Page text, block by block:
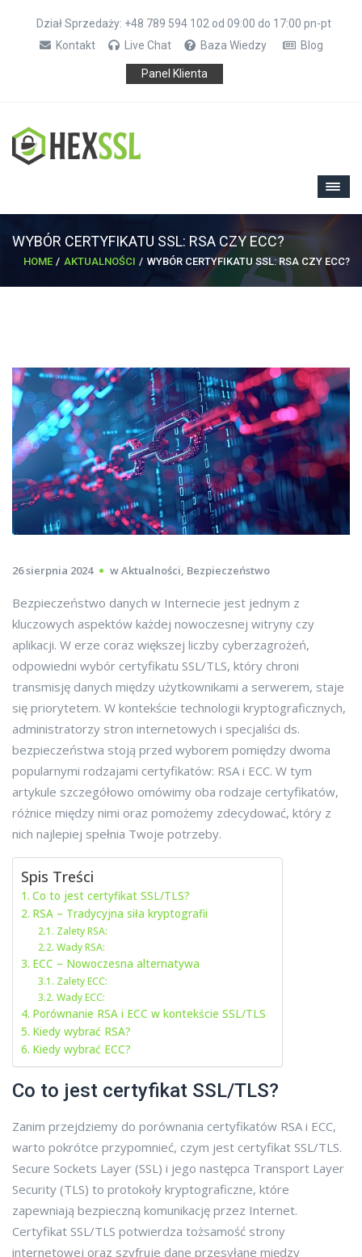
Dział Sprzedaży: +48 789 594 102 od 09:00 do 17:00 pn-pt
Kontakt
Live Chat Baza Wiedzy Blog
Panel Klienta
WYBÓR CERTYFIKATU SSL: RSA CZY ECC?
HOME AKTUALNOŚCI WYBÓR CERTYFIKATU SSL: RSA CZY ECC?
26 sierpnia 2024 wAktualności, Bezpieczeństwo
Bezpieczeństwo danych w Internecie jest jednym z
kluczowych aspektów każdej nowoczesnej witryny czy
aplikacji. W erze coraz większej liczby cyberzagrożeń,
odpowiedni wybór certyfikatu SSL/TLS, który chroni
transmisję danych między użytkownikami a serwerem, staje
się priorytetem. W kontekście technologii kryptograficznych,
administratorzy stron internetowych i specjaliści ds.
bezpieczeństwa stoją przed wyborem pomiędzy dwoma
popularnymi rodzajami certyfikatów: RSA i ECC. W tym
artykule szczegółowo omówimy oba rodzaje certyfikatów,
różnice między nimi oraz pomożemy zdecydować, który z
nich najlepiej spełnia Twoje potrzeby.
Spis Treści
Co to jest certyfikat SSL/TLS?
RSA – Tradycyjna siła kryptografii
Zalety RSA:
Wady RSA:
ECC – Nowoczesna alternatywa
Zalety ECC:
Wady ECC:
Porównanie RSA i ECC w kontekście SSL/TLS
Kiedy wybrać RSA?
Kiedy wybrać ECC?
Co to jest certyfikat SSL/TLS?
Zanim przejdziemy do porównania certyfikatów RSA i ECC,
warto pokrótce przypomnieć, czym jest certyfikat SSL/TLS.
Secure Sockets Layer (SSL) i jego następca Transport Layer
Security (TLS) to protokoły kryptograficzne, które
zapewniają bezpieczną komunikację przez Internet.
Certyfikat SSL/TLS potwierdza tożsamość strony
internetowej oraz szyfruje dane przesyłane między